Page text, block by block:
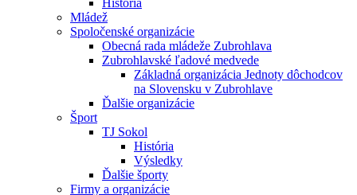
História
Mládež
Spoločenské organizácie
Obecná rada mládeže Zubrohlava
Zubrohlavské ľadové medvede
Základná organizácia Jednoty dôchodcov
na Slovensku v Zubrohlave
Ďalšie organizácie
Šport
TJ Sokol
História
Výsledky
Ďalšie športy
Firmy a organizácie